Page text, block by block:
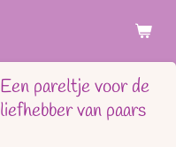
Een pareltje voor de
liefhebber van paars